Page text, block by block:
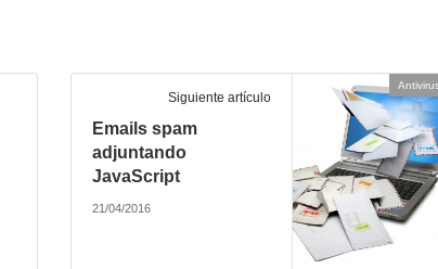
Siguiente artículo
Emails spam
adjuntando
JavaScript
21/04/2016